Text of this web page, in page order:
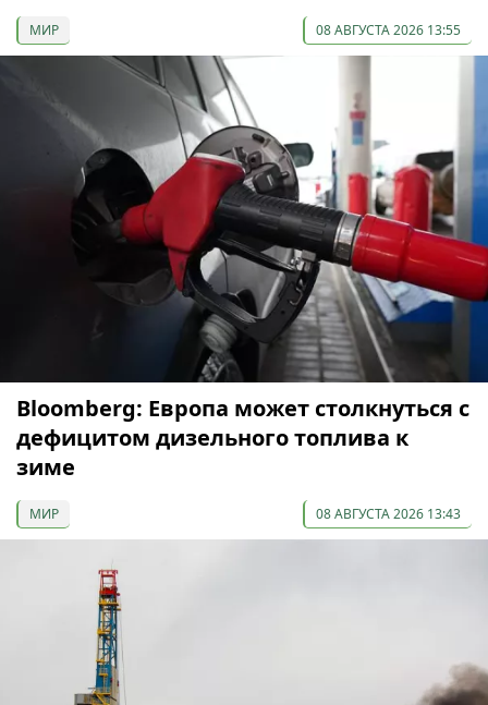
МИР 08 АВГУСТА 2026 13:55
Bloomberg: Европа может столкнуться с
дефицитом дизельного топлива к
зиме
МИР 08 АВГУСТА 2026 13:43